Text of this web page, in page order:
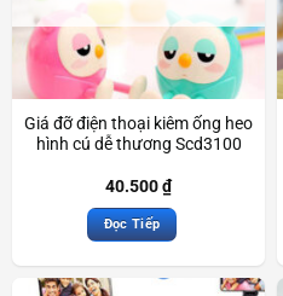
Giá đỡ điện thoại kiêm ống heo
hình cú dễ thương Scd3100
40.500₫
Đọc Tiếp